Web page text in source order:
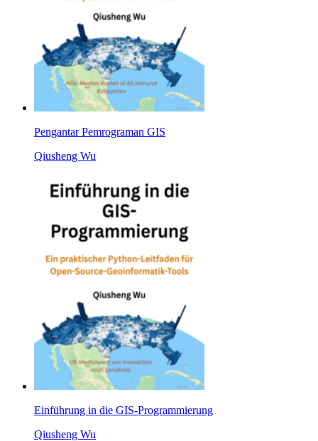
Pengantar Pemrograman GIS
Qiusheng Wu
Einführung in die GIS-Programmierung
Qiusheng Wu